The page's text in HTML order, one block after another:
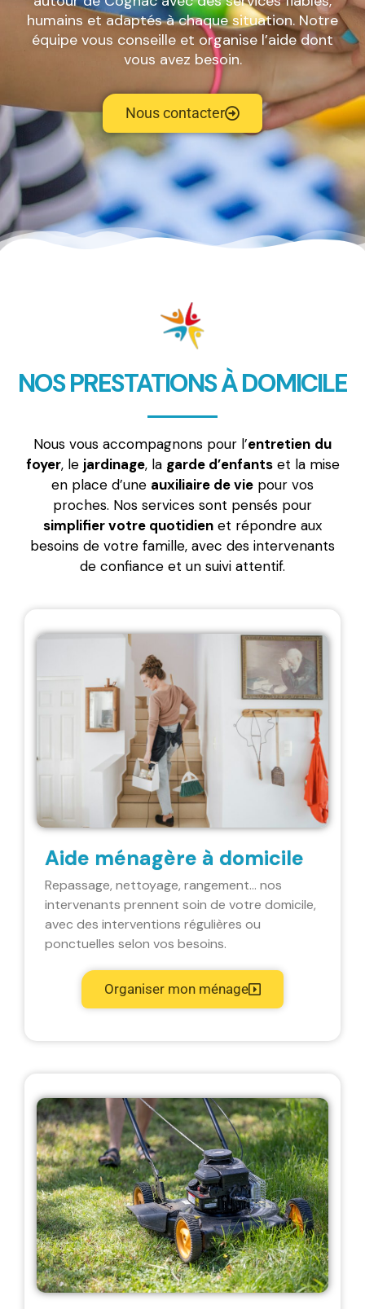
humains et adaptés à chaque situation. Notre
équipe vous conseille et organise l’aide dont
vous avez besoin.
Nous contacter
NOS PRESTATIONS À DOMICILE
Nous vous accompagnons pour l’entretien du
foyer, le jardinage, la garde d’enfantset la mise
en place d’une auxiliaire de vie pour vos
proches. Nos services sont pensés pour
simplifier votre quotidien et répondre aux
besoins de votre famille, avec des intervenants
de confiance et un suivi attentif.
Aide ménagère à domicile
Repassage, nettoyage, rangement… nos
intervenants prennent soin de votre domicile,
avec des interventions régulières ou
ponctuelles selon vos besoins.
Organiser mon ménage